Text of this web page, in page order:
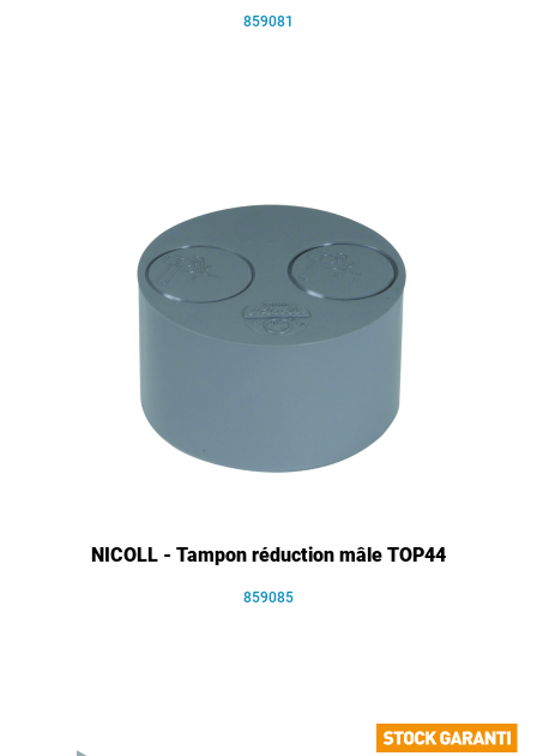
859081
NICOLL - Tampon réduction mâle TOP44
859085